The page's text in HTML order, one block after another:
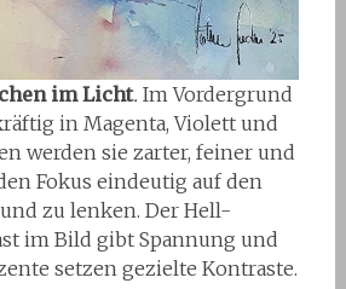
im Licht. Im Vordergrund
in Magenta, Violett und
werden sie zarter, feiner und
Fokus eindeutig auf den
zu lenken. Der Hell-
im Bild gibt Spannung und
setzen gezielte Kontraste.